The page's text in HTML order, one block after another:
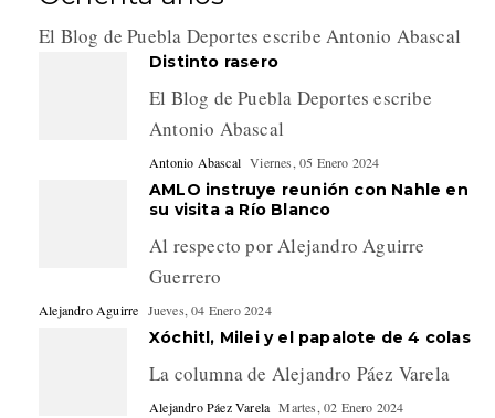
El Blog de Puebla Deportes escribe Antonio Abascal
Distinto rasero
El Blog de Puebla Deportes escribe
Antonio Abascal
Antonio Abascal Viernes, 05 Enero 2024
AMLO instruye reunión con Nahle en
su visita a Río Blanco
Al respecto por Alejandro Aguirre
Guerrero
Alejandro Aguirre Jueves, 04 Enero 2024
Xóchitl, Milei y el papalote de 4 colas
La columna de Alejandro Páez Varela
Alejandro Páez Varela Martes, 02 Enero 2024